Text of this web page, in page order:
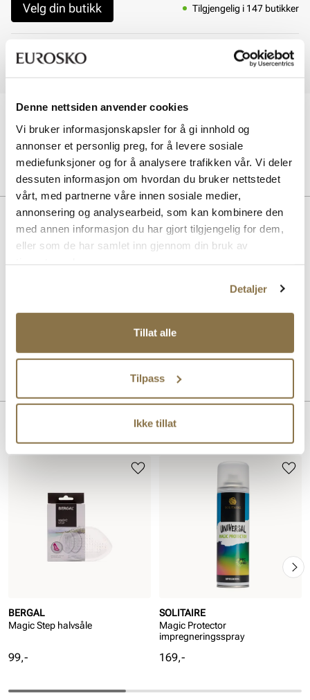
Denne nettsiden anvender cookies
Vi bruker informasjonskapsler for å gi innhold og
annonser et personlig preg, for å levere sosiale
mediefunksjoner og for å analysere trafikken vår. Vi deler
dessuten informasjon om hvordan du bruker nettstedet
vårt, med partnerne våre innen sosiale medier,
annonsering og analysearbeid, som kan kombinere den
med annen informasjon du har gjort tilgjengelig for dem,
eller som de har samlet inn gjennom din bruk av
Detaljer
Tillat alle
Tilpass
Ikke tillat
Velg din butikk Tilgjengelig i 147 butikker
Online På lager
Hjemlevering 3 - 7 dager
Klikk og hent innen 30 minutter
Hjemlevering 3-7 dager
Gratis retur i butikk
Beskrivelse
Friksjonsavlastende fotspray med ekte silke
friksjon. Beskyttelse mot friksjon i skoene dine – med eller uten
sokker og strømper. Holder føttene komfortable, tørre og friske,
hemmer vekst av bakterier og sopp. Ingen kunstige fargestoffer,
Art. nr97743013
BERGAL
Magic Step halvsåle
Pris
99,-
SOLITAIRE
Magic Protector
impregneringsspray
Pris
169,-